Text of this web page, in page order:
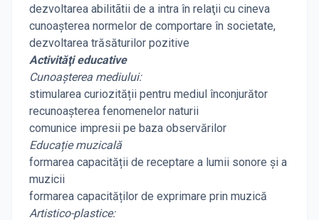
dezvoltarea abilitãtii de a intra în relaţii cu cineva
cunoaşterea normelor de comportare în societate,
dezvoltarea trăsăturilor pozitive
Activităţi educative
Cunoașterea mediului:
stimularea curiozității pentru mediul înconjurător
recunoașterea fenomenelor naturii
comunice impresii pe baza observărilor
Educație muzicală
formarea capacității de receptare a lumii sonore și a
muzicii
formarea capacităților de exprimare prin muzică
Artistico-plastice: